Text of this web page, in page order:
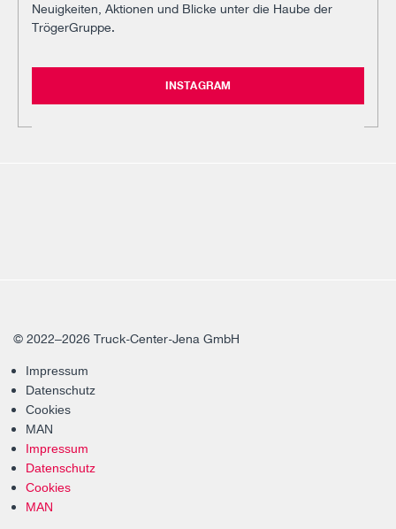
Neuigkeiten, Aktionen und Blicke unter die Haube der
TrögerGruppe.
INSTAGRAM
© 2022–2026 Truck-Center-Jena GmbH
Impressum
Datenschutz
Cookies
MAN
Impressum
Datenschutz
Cookies
MAN